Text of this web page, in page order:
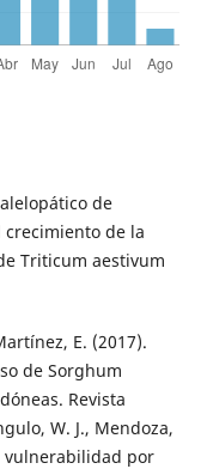
de
crecimiento de la
Triticum aestivum
E. (2017).
de Sorghum
Revista
W. J., Mendoza,
vulnerabilidad por